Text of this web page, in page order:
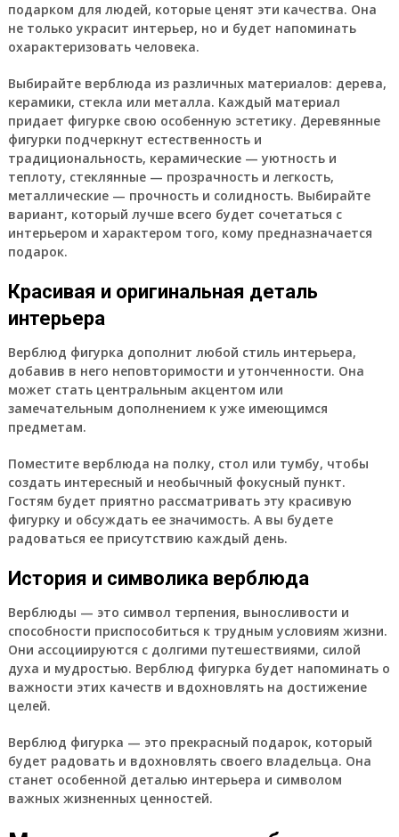
подарком для людей, которые ценят эти качества. Она
не только украсит интерьер, но и будет напоминать
охарактеризовать человека.
Выбирайте верблюда из различных материалов: дерева,
керамики, стекла или металла. Каждый материал
придает фигурке свою особенную эстетику. Деревянные
фигурки подчеркнут естественность и
традициональность, керамические — уютность и
теплоту, стеклянные — прозрачность и легкость,
металлические — прочность и солидность. Выбирайте
вариант, который лучше всего будет сочетаться с
интерьером и характером того, кому предназначается
подарок.
Красивая и оригинальная деталь
интерьера
Верблюд фигурка дополнит любой стиль интерьера,
добавив в него неповторимости и утонченности. Она
может стать центральным акцентом или
замечательным дополнением к уже имеющимся
предметам.
Поместите верблюда на полку, стол или тумбу, чтобы
создать интересный и необычный фокусный пункт.
Гостям будет приятно рассматривать эту красивую
фигурку и обсуждать ее значимость. А вы будете
радоваться ее присутствию каждый день.
История и символика верблюда
Верблюды — это символ терпения, выносливости и
способности приспособиться к трудным условиям жизни.
Они ассоциируются с долгими путешествиями, силой
духа и мудростью. Верблюд фигурка будет напоминать о
важности этих качеств и вдохновлять на достижение
целей.
Верблюд фигурка — это прекрасный подарок, который
будет радовать и вдохновлять своего владельца. Она
станет особенной деталью интерьера и символом
важных жизненных ценностей.